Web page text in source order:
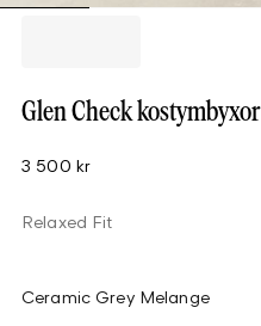
Glen Check kostymbyxor
3 500 kr
Relaxed Fit
Ceramic Grey Melange